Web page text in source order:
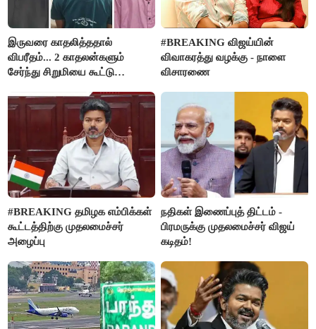
இருவரை காதலித்ததால்
விபரீதம்... 2 காதலன்களும்
சேர்ந்து சிறுமியை கூட்டு
செய்த கொடூரம்
#BREAKING விஜய்யின்
விவாகரத்து வழக்கு - நாளை
விசாரணை
#BREAKING தமிழக எம்பிக்கள்
கூட்டத்திற்கு முதலமைச்சர்
அழைப்பு
நதிகள் இணைப்புத் திட்டம் -
பிரமருக்கு முதலமைச்சர் விஜய்
கடிதம்!